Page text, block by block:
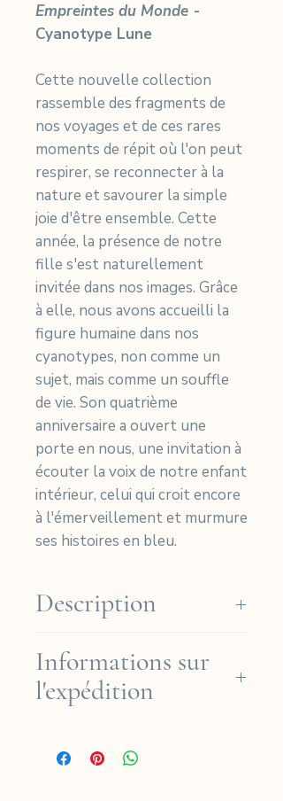
Empreintes du Monde -
Cyanotype Lune
Cette nouvelle collection
rassemble des fragments de
nos voyages et de ces rares
moments de répit où l'on peut
respirer, se reconnecter à la
nature et savourer la simple
joie d'être ensemble. Cette
année, la présence de notre
fille s'est naturellement
invitée dans nos images. Grâce
à elle, nous avons accueilli la
figure humaine dans nos
cyanotypes, non comme un
sujet, mais comme un souffle
de vie. Son quatrième
anniversaire a ouvert une
porte en nous, une invitation à
écouter la voix de notre enfant
intérieur, celui qui croit encore
à l'émerveillement et murmure
ses histoires en bleu.
Description
à la main sur du papier Arches
Platine de haute qualité (coton
310 g), puis signés et
Paris, en France.
Informations sur
l'expédition
gratuite en France